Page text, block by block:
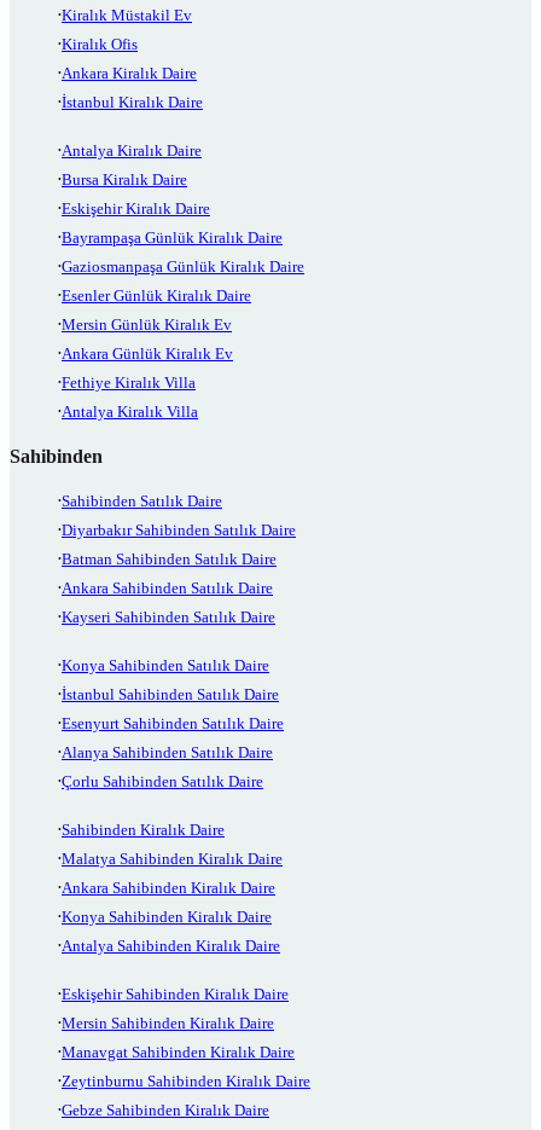
Kiralık Müstakil Ev
Kiralık Ofis
Ankara Kiralık Daire
İstanbul Kiralık Daire
Antalya Kiralık Daire
Bursa Kiralık Daire
Eskişehir Kiralık Daire
Bayrampaşa Günlük Kiralık Daire
Gaziosmanpaşa Günlük Kiralık Daire
Esenler Günlük Kiralık Daire
Mersin Günlük Kiralık Ev
Ankara Günlük Kiralık Ev
Fethiye Kiralık Villa
Antalya Kiralık Villa
Sahibinden
Sahibinden Satılık Daire
Diyarbakır Sahibinden Satılık Daire
Batman Sahibinden Satılık Daire
Ankara Sahibinden Satılık Daire
Kayseri Sahibinden Satılık Daire
Konya Sahibinden Satılık Daire
İstanbul Sahibinden Satılık Daire
Esenyurt Sahibinden Satılık Daire
Alanya Sahibinden Satılık Daire
Çorlu Sahibinden Satılık Daire
Sahibinden Kiralık Daire
Malatya Sahibinden Kiralık Daire
Ankara Sahibinden Kiralık Daire
Konya Sahibinden Kiralık Daire
Antalya Sahibinden Kiralık Daire
Eskişehir Sahibinden Kiralık Daire
Mersin Sahibinden Kiralık Daire
Manavgat Sahibinden Kiralık Daire
Zeytinburnu Sahibinden Kiralık Daire
Gebze Sahibinden Kiralık Daire